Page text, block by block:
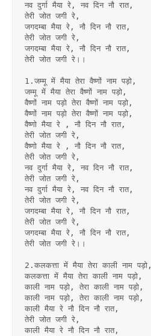
नव दुर्गा मैया रे, नव दिन नौ रात,
तेरी जोत जगी रे,
जगदम्बा मैया रे, नौ दिन नौ रात,
तेरी जोत जगी रे,
जगदम्बा मैया रे, नौ दिन नौ रात,
तेरी जोत जगी रे।।
1.जम्मू में मैया तेरा वैष्णों नाम पड़ो,
जम्मू में मैया तेरा वैष्णों नाम पड़ो,
वैष्णों नाम पड़ो तेरा वैष्णों नाम पड़ो,
वैष्णों नाम पड़ो तेरा वैष्णों नाम पड़ो,
वैष्णो मैया रे , नौ दिन नौ रात,
तेरी जोत जगी रे,
वैष्णो मैया रे , नौ दिन नौ रात,
तेरी जोत जगी रे,
नव दुर्गा मैया रे, नव दिन नौ रात,
तेरी जोत जगी रे,
नव दुर्गा मैया रे, नव दिन नौ रात,
तेरी जोत जगी रे,
जगदम्बा मैया रे, नौ दिन नौ रात,
तेरी जोत जगी रे,
जगदम्बा मैया रे, नौ दिन नौ रात,
तेरी जोत जगी रे।।
2.कलकत्ता में मैया तेरा काली नाम पड़ो,
कलकत्ता में मैया तेरा काली नाम पड़ो,
काली नाम पड़ो, तेरा काली नाम पड़ो,
काली नाम पड़ो, तेरा काली नाम पड़ो,
काली मैया रे नौ दिन नौ रात,
तेरी जोत जगी रे,
काली मैया रे नौ दिन नौ रात,